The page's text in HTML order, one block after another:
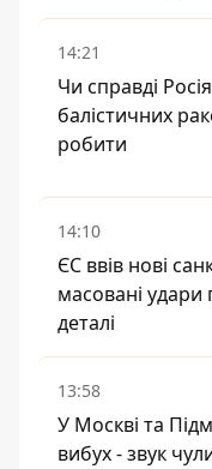
14:21
Чи справді
балістичних
робити
14:10
ЄС ввів нові
масовані удари
деталі
13:58
У Москві та
вибух - звук